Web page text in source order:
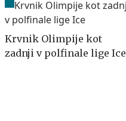
Krvnik Olimpije kot
zadnji v polfinale lige Ice